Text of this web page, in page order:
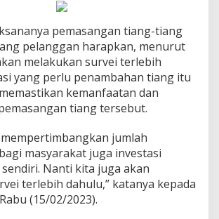
pemasangan tiang-tiang
pelanggan harapkan, menurut
melakukan survei terlebih
yang perlu penambahan tiang itu
kemanfaatan dan
tiang tersebut.
jumlah
masyarakat juga investasi
Nanti kita juga akan
terlebih dahulu,” katanya kepada
(15/02/2023).